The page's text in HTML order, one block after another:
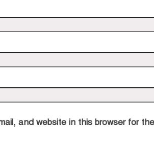
and website in this browser for